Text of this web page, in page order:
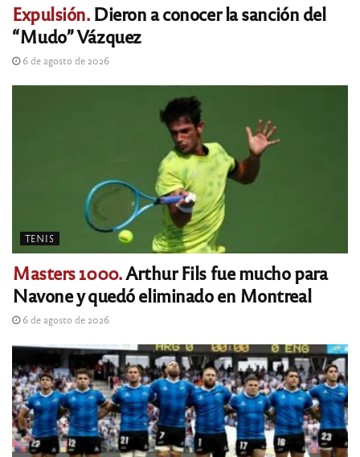
Expulsión.Dieron a conocer la sanción del
“Mudo” Vázquez
6 de agosto de 2026
TENIS
Masters 1000.Arthur Fils fue mucho para
Navone y quedó eliminado en Montreal
6 de agosto de 2026